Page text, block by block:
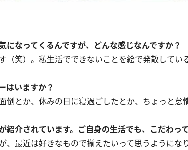
なってくるんですが、どんな感じなんですか？
笑）。私生活でできないことを絵で発散してい
はいますか？
とか、休みの日に寝過ごしたとか、ちょっと怠
介されています。ご自身の生活でも、こだわっ
最近は好きなもので揃えたいって思うようにな